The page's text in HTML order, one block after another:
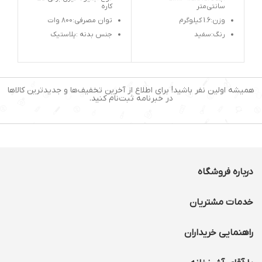
سانتی‌متر
وزن:1.6 کیلوگرم
رنگ:سفید
توان مصرفی: 650 وات
جنس بدنه: پلاستیک
کاره
توان مصرفی:800 وات
جنس بدنه :پلاستیک
تعداد تنظیمات سرعت
همیشه اولین نفر باشید! برای اطلاع از آخرین تخفیف‌ها و جدیدترین کالاها
در خبرنامه ثبت‌نام کنید.
درباره فروشگاه
خدمات مشتریان
راهنمایی خریداران